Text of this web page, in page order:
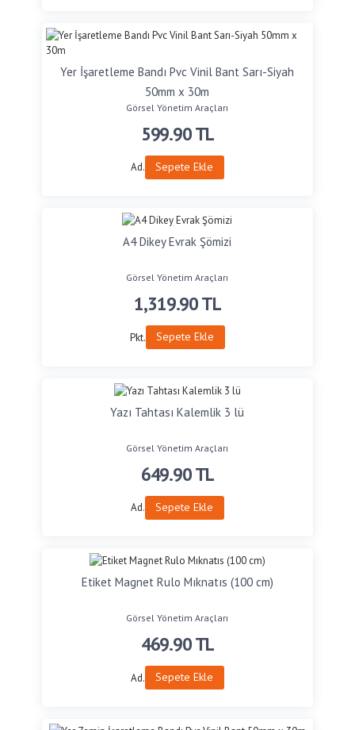
Yer İşaretleme Bandı Pvc Vinil Bant Sarı-Siyah
50mm x 30m
Görsel Yönetim Araçları
599.90TL
Ad. Sepete Ekle
A4 Dikey Evrak Şömizi
Görsel Yönetim Araçları
1,319.90TL
Pkt. Sepete Ekle
Yazı Tahtası Kalemlik 3 lü
Görsel Yönetim Araçları
649.90TL
Ad. Sepete Ekle
Etiket Magnet Rulo Mıknatıs (100 cm)
Görsel Yönetim Araçları
469.90TL
Ad. Sepete Ekle